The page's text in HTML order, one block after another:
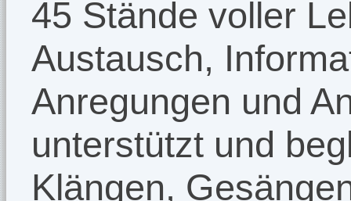
45 Stände voller
Austausch,
Anregungen und
unterstützt und
Klängen,